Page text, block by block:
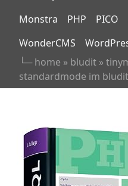
Monstra
PHP PICO
WonderCMS
└─home » bludit »
standardmode im